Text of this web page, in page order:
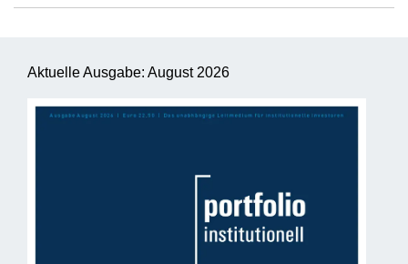
Aktuelle Ausgabe: August 2026